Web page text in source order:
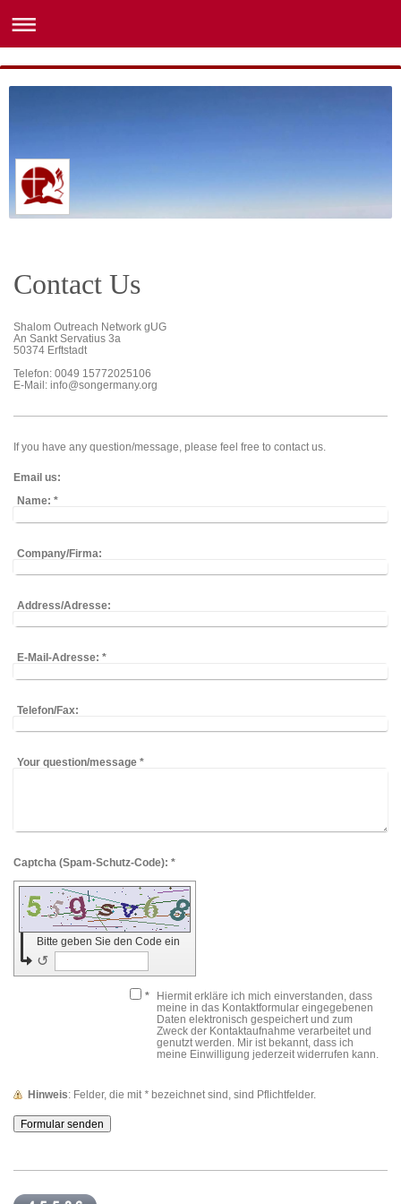
Contact Us
Shalom Outreach Network gUG
An Sankt Servatius 3a
50374 Erftstadt
Telefon: 0049 15772025106
E-Mail: info@songermany.org
If you have any question/message, please feel free to contact us.
Email us:
Name: *
Company/Firma:
Address/Adresse:
E-Mail-Adresse: *
Telefon/Fax:
Your question/message *
Captcha (Spam-Schutz-Code): *
Bitte geben Sie den Code ein
↺
*
Hiermit erkläre ich mich einverstanden, dass
meine in das Kontaktformular eingegebenen
Daten elektronisch gespeichert und zum
Zweck der Kontaktaufnahme verarbeitet und
genutzt werden. Mir ist bekannt, dass ich
meine Einwilligung jederzeit widerrufen kann.
Hinweis : Felder, die mit * bezeichnet sind, sind Pflichtfelder.